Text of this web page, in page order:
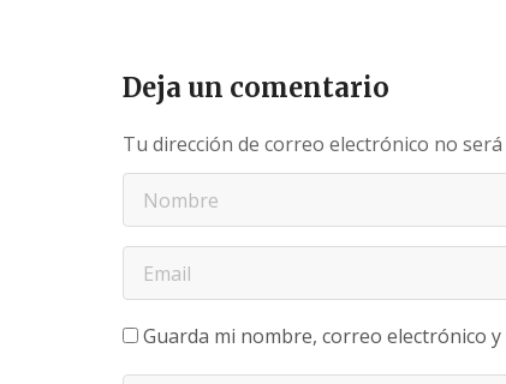
Deja un comentario
Tu dirección de correo electrónico no será
Guarda mi nombre, correo electrónico